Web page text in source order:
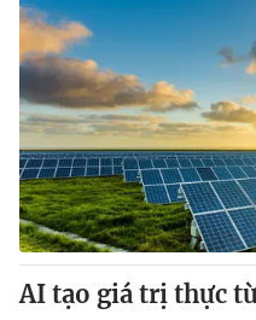
AI tạo giá trị thực